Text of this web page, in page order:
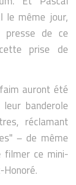
le même jour,
de ce
prise de
auront été
banderole
réclamant
– de même
ce mini-